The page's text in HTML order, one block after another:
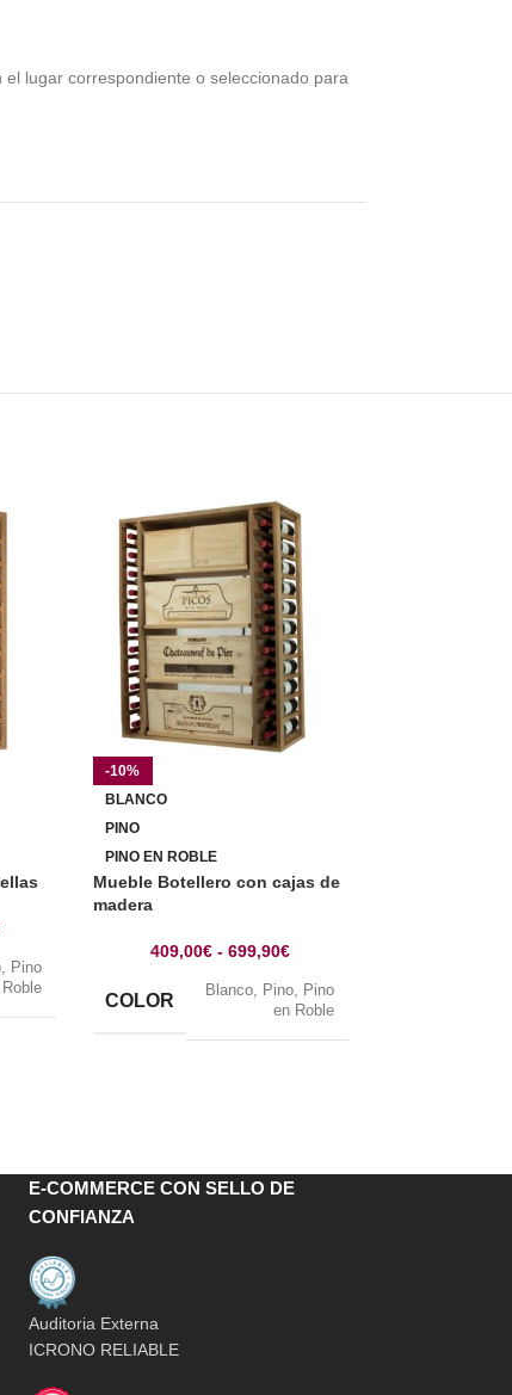
lugar correspondiente o seleccionado para
, Pino
-10%
BLANCO
PINO
PINO EN ROBLE
Mueble Botellero con cajas de
madera
409,00€ - 699,90€
COLOR Blanco, Pino, Pino
en Roble
E-COMMERCE CON SELLO DE
CONFIANZA
Auditoria Externa
ICRONO RELIABLE